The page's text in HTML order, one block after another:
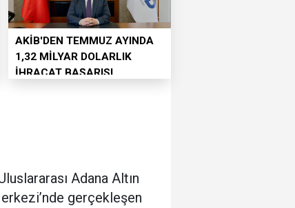
AKİB'DEN TEMMUZ AYINDA
1,32 MİLYAR DOLARLIK
İHRACAT BAŞARISI
Adana Altın
gerçekleşen